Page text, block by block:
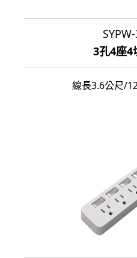
3孔4座4
線長3.6公尺/